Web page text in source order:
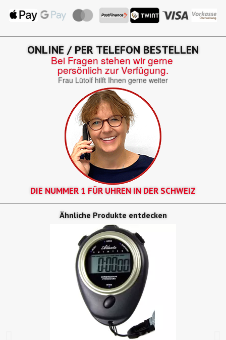
ONLINE / PER TELEFON BESTELLEN
Bei Fragen stehen wir gerne
persönlich zur Verfügung.
Frau Lütolf hilft Ihnen gerne weiter
DIE NUMMER 1 FÜR UHREN IN DER SCHWEIZ
Ähnliche Produkte entdecken